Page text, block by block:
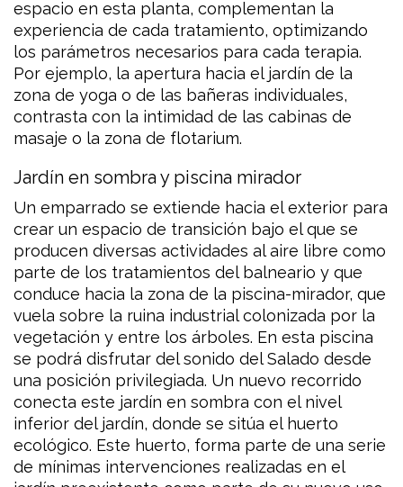
espacio en esta planta, complementan la
experiencia de cada tratamiento, optimizando
los parámetros necesarios para cada terapia.
Por ejemplo, la apertura hacia el jardín de la
zona de yoga o de las bañeras individuales,
contrasta con la intimidad de las cabinas de
masaje o la zona de flotarium.
Jardín en sombra y piscina mirador
Un emparrado se extiende hacia el exterior para
crear un espacio de transición bajo el que se
producen diversas actividades al aire libre como
parte de los tratamientos del balneario y que
conduce hacia la zona de la piscina-mirador, que
vuela sobre la ruina industrial colonizada por la
vegetación y entre los árboles. En esta piscina
se podrá disfrutar del sonido del Salado desde
una posición privilegiada. Un nuevo recorrido
conecta este jardín en sombra con el nivel
inferior del jardín, donde se sitúa el huerto
ecológico. Este huerto, forma parte de una serie
de mínimas intervenciones realizadas en el